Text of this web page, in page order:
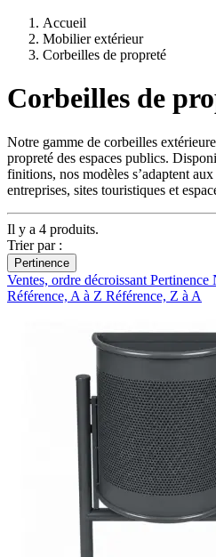
Accueil
Mobilier extérieur
Corbeilles de propreté
Corbeilles de
Notre gamme de corbeilles
propreté des espaces publics.
finitions, nos modèles s’adaptent
entreprises, sites touristiques et
Il y a 4 produits.
Trier par :
Pertinence
Ventes, ordre décroissant Pertinence
Référence, A à Z Référence, Z à A